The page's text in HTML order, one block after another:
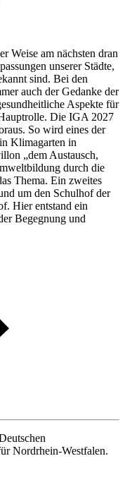
Weise am nächsten dran
unserer Städte,
sind. Bei den
auch der Gedanke der
Aspekte für
Die IGA 2027
So wird eines der
Klimagarten in
„dem Austausch,
durch die
Thema. Ein zweites
um den Schulhof der
Hier entstand ein
Begegnung und
Nordrhein-Westfalen.